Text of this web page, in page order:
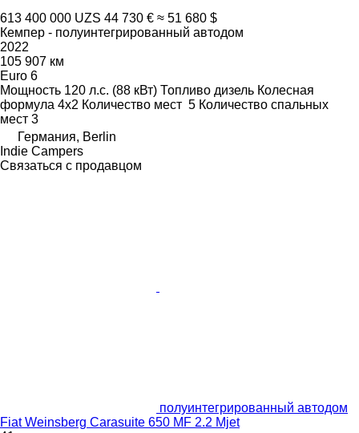
613 400 000 UZS 44 730 € ≈ 51 680 $
Кемпер - полуинтегрированный автодом
2022
105 907 км
Euro 6
Мощность 120 л.с. (88 кВт) Топливо дизель Колесная
формула 4x2 Количество мест 5 Количество спальных
мест 3
Германия, Berlin
Indie Campers
Связаться с продавцом
полуинтегрированный автодом
Fiat Weinsberg Carasuite 650 MF 2.2 Mjet